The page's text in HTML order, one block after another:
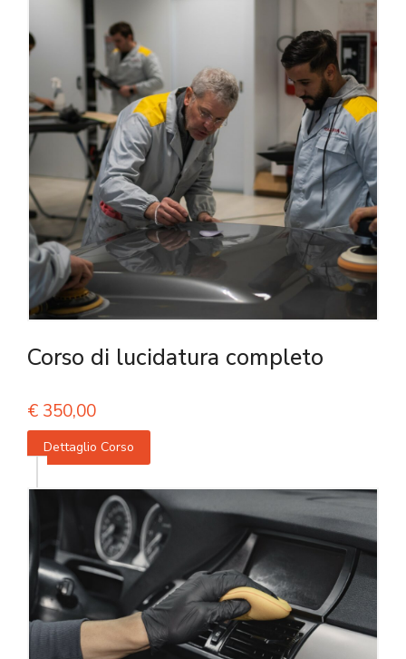
Corso di lucidatura completo
€ 350,00
Dettaglio Corso